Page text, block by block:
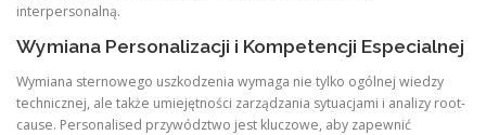
interpersonalną.
Wymiana Personalizacji i Kompetencji Especialnej
Wymiana sternowego uszkodzenia wymaga nie tylko ogólnej wiedzy
technicznej, ale także umiejętności zarządzania sytuacjami i analizy root-
cause. Personalised przywództwo jest kluczowe, aby zapewnić